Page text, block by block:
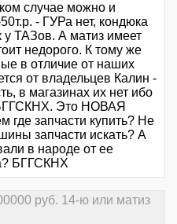
случае можно и
- ГУРа нет, кондюка
у ТАЗов. А матиз имеет
недорого. К тому же
в отличие от наших
от владельцев Калин -
в магазинах их нет ибо
Это НОВАЯ
где запчасти купить? Не
запчасти искать? А
в народе от ее
БГГСКНХ
руб. 14-ю или матиз